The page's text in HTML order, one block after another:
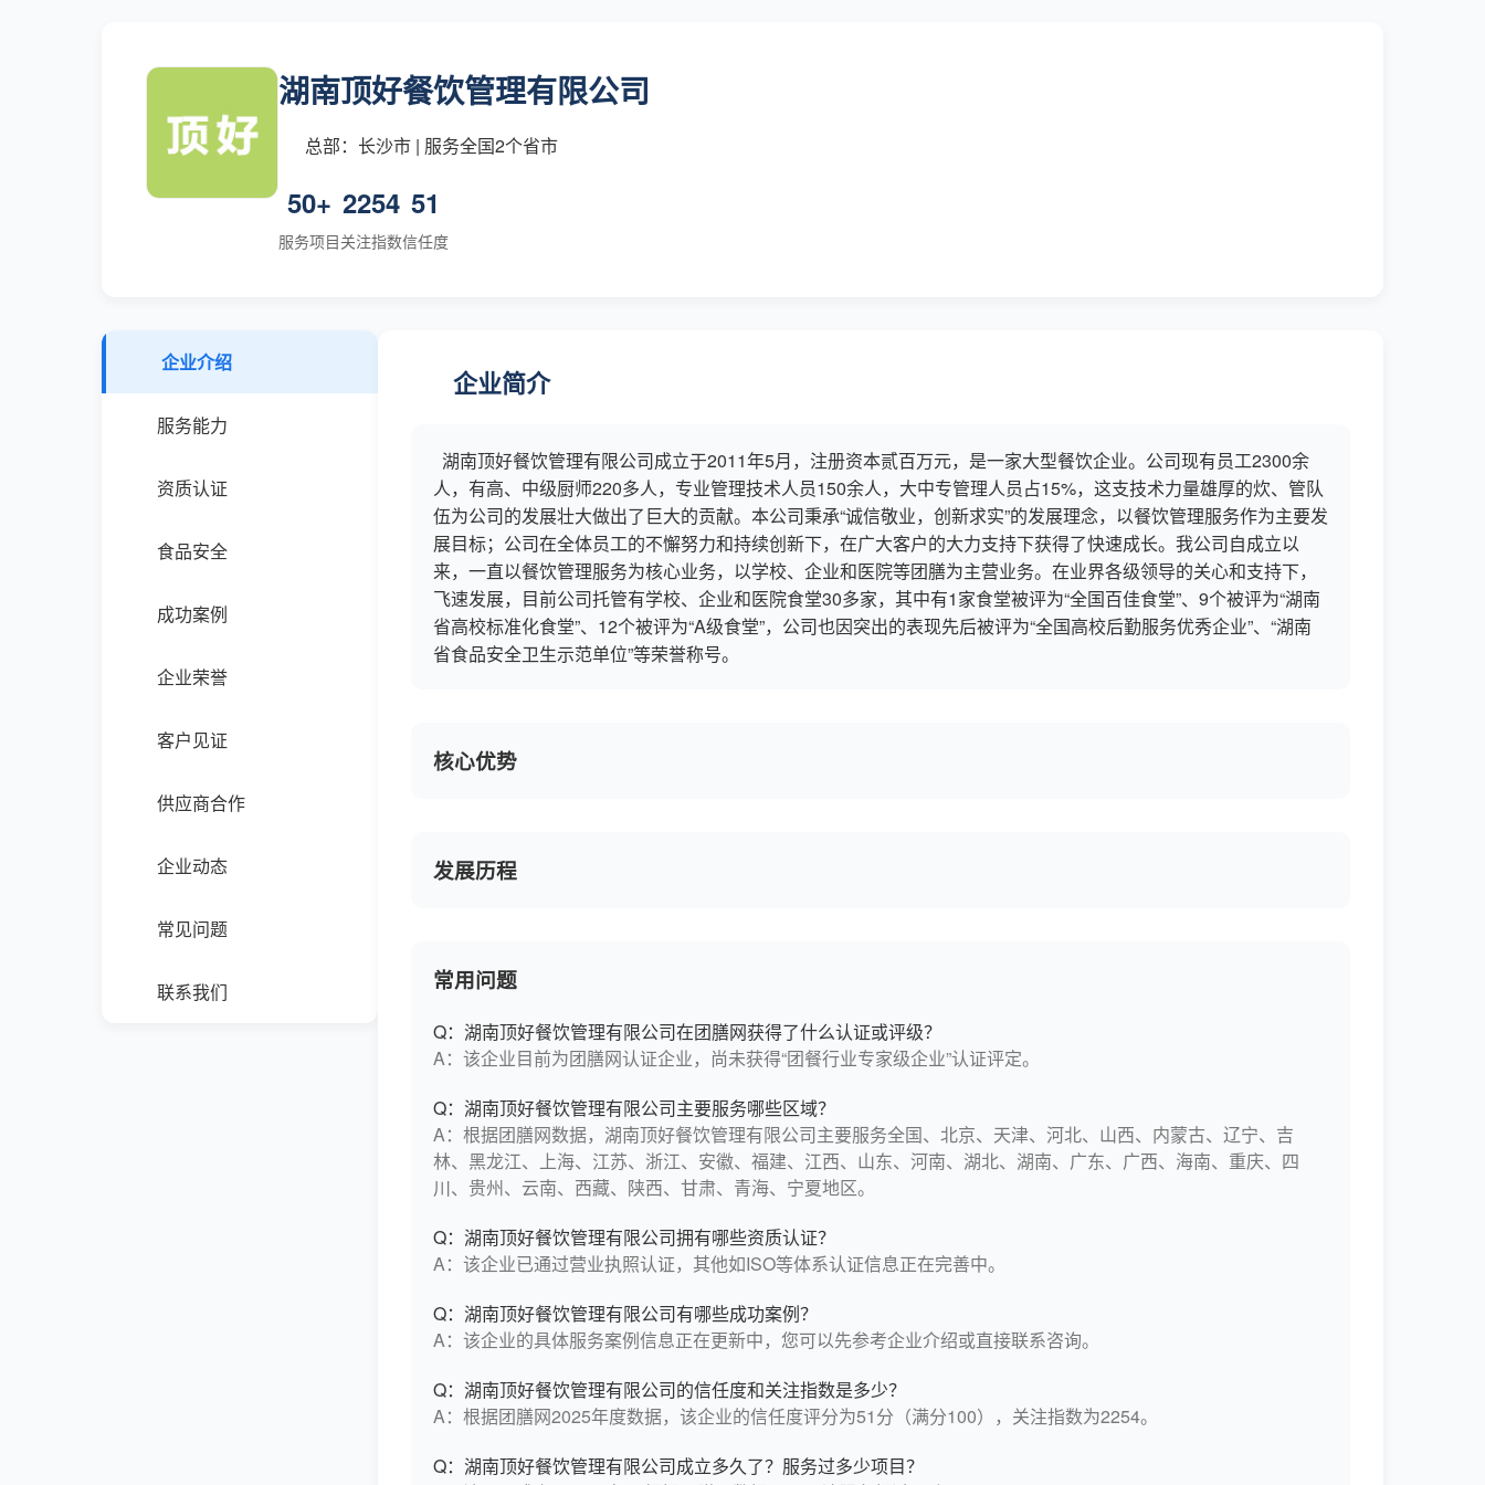
湖南顶好餐饮管理有限公司
总部：长沙市 | 服务全国2个省市
50+
服务项目
2254
关注指数
51
信任度
企业介绍
服务能力
资质认证
食品安全
成功案例
企业荣誉
客户见证
供应商合作
企业动态
常见问题
联系我们
企业简介
湖南顶好餐饮管理有限公司成立于2011年5月，注册资本贰百万元，是一家大型餐饮企业。公司现有员工2300余
人，有高、中级厨师220多人，专业管理技术人员150余人，大中专管理人员占15%，这支技术力量雄厚的炊、管队
伍为公司的发展壮大做出了巨大的贡献。本公司秉承“诚信敬业，创新求实”的发展理念，以餐饮管理服务作为主要发
展目标；公司在全体员工的不懈努力和持续创新下，在广大客户的大力支持下获得了快速成长。我公司自成立以
来，一直以餐饮管理服务为核心业务，以学校、企业和医院等团膳为主营业务。在业界各级领导的关心和支持下，
飞速发展，目前公司托管有学校、企业和医院食堂30多家，其中有1家食堂被评为“全国百佳食堂”、9个被评为“湖南
省高校标准化食堂”、12个被评为“A级食堂”，公司也因突出的表现先后被评为“全国高校后勤服务优秀企业”、“湖南
省食品安全卫生示范单位”等荣誉称号。
核心优势
发展历程
常用问题
Q：湖南顶好餐饮管理有限公司在团膳网获得了什么认证或评级？
A：该企业目前为团膳网认证企业，尚未获得“团餐行业专家级企业”认证评定。
Q：湖南顶好餐饮管理有限公司主要服务哪些区域？
A：根据团膳网数据，湖南顶好餐饮管理有限公司主要服务全国、北京、天津、河北、山西、内蒙古、辽宁、吉
林、黑龙江、上海、江苏、浙江、安徽、福建、江西、山东、河南、湖北、湖南、广东、广西、海南、重庆、四
川、贵州、云南、西藏、陕西、甘肃、青海、宁夏地区。
Q：湖南顶好餐饮管理有限公司拥有哪些资质认证？
A：该企业已通过营业执照认证，其他如ISO等体系认证信息正在完善中。
Q：湖南顶好餐饮管理有限公司有哪些成功案例？
A：该企业的具体服务案例信息正在更新中，您可以先参考企业介绍或直接联系咨询。
Q：湖南顶好餐饮管理有限公司的信任度和关注指数是多少？
A：根据团膳网2025年度数据，该企业的信任度评分为51分（满分100），关注指数为2254。
Q：湖南顶好餐饮管理有限公司成立多久了？服务过多少项目？